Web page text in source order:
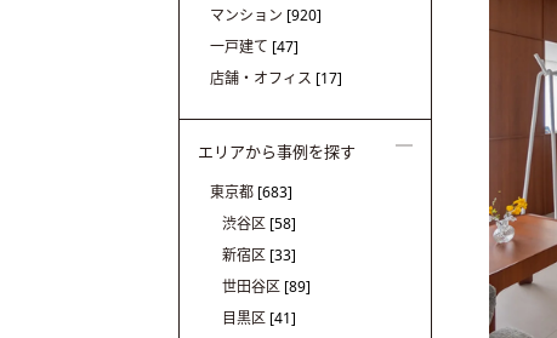
マンション [920]
一戸建て [47]
店舗・オフィス [17]
エリアから事例を探す
東京都 [683]
渋谷区 [58]
新宿区 [33]
世田谷区 [89]
目黒区 [41]